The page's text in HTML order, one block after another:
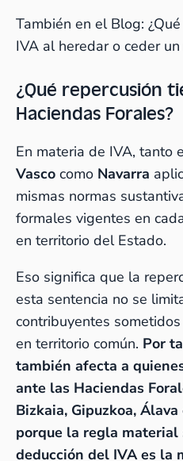
También en el Blog:
IVA al heredar o ceder
¿Qué repercusión
Haciendas Forales?
En materia de IVA, tanto
Vasco como Navarra
mismas normas
formales vigentes en
en territorio del Estado.
Eso significa que la
esta sentencia no se
contribuyentes
en territorio común. Por
también afecta a
ante las Haciendas
Bizkaia, Gipuzkoa, Álava
porque la regla material
deducción del IVA es la